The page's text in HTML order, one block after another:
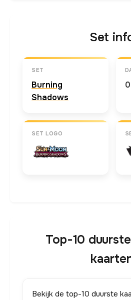
Set
SET
Burning
Shadows
SET LOGO
Top-10
Bekijk de top-10 duurste